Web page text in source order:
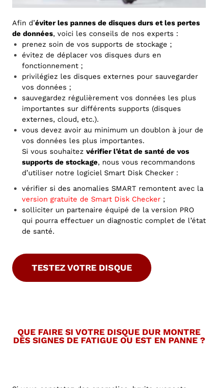
Afin d’éviter les pannes de disques durs et les pertes
de données, voici les conseils de nos experts :
prenez soin de vos supports de stockage ;
évitez de déplacer vos disques durs en
fonctionnement ;
privilégiez les disques externes pour sauvegarder
vos données ;
sauvegardez régulièrement vos données les plus
importantes sur différents supports (disques
externes, cloud, etc.).
vous devez avoir au minimum un doublon à jour de
vos données les plus importantes.
Si vous souhaitez vérifier l’état de santé de vos
supports de stockage, nous vous recommandons
d’utiliser notre logiciel Smart Disk Checker :
vérifier si des anomalies SMART remontent avec la
version gratuite de Smart Disk Checker ;
solliciter un partenaire équipé de la version PRO
qui pourra effectuer un diagnostic complet de l’état
de santé.
TESTEZ VOTRE DISQUE
QUE FAIRE SI VOTRE DISQUE DUR MONTRE
DES SIGNES DE FATIGUE OU EST EN PANNE ?